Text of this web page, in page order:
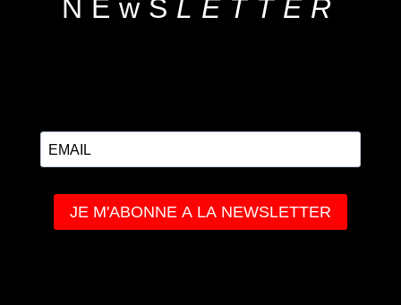
NEwS LETTER